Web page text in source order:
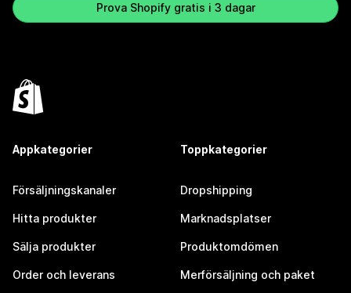
Prova Shopify gratis i 3 dagar
Appkategorier
Försäljningskanaler
Hitta produkter
Sälja produkter
Order och leverans
Toppkategorier
Dropshipping
Marknadsplatser
Produktomdömen
Merförsäljning och paket